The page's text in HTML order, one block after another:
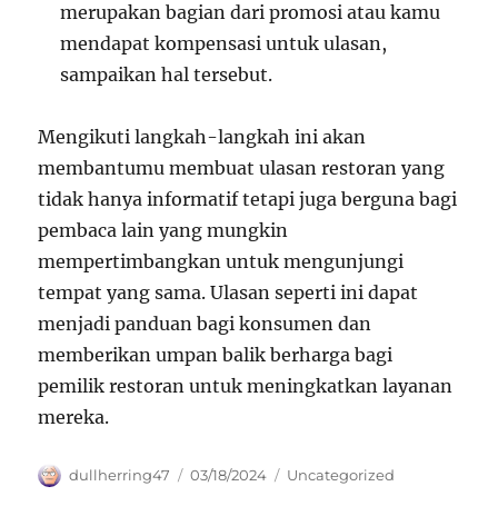
merupakan bagian dari promosi atau kamu
mendapat kompensasi untuk ulasan,
sampaikan hal tersebut.
Mengikuti langkah-langkah ini akan
membantumu membuat ulasan restoran yang
tidak hanya informatif tetapi juga berguna bagi
pembaca lain yang mungkin
mempertimbangkan untuk mengunjungi
tempat yang sama. Ulasan seperti ini dapat
menjadi panduan bagi konsumen dan
memberikan umpan balik berharga bagi
pemilik restoran untuk meningkatkan layanan
mereka.
Author
dullherring47
Posted
03/18/2024 Categories
Uncategorized